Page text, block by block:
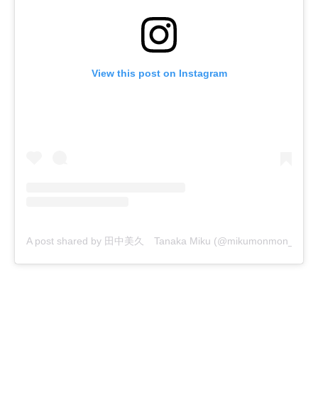
View this post on Instagram
A post shared by 田中美久 Tanaka Miku (@mikumonmon_48)